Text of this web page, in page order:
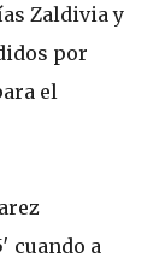
Zaldivia y
por
el
cuando a